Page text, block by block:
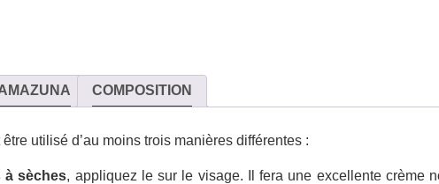
COMPOSITION
utilisé d’au moins trois manières différentes :
à sèches, appliquez le sur le visage. Il fera une excellente crème